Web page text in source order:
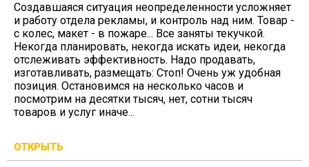
Создавшаяся ситуация неопределенности усложняет
и работу отдела рекламы, и контроль над ним. Товар -
с колес, макет - в пожаре... Все заняты текучкой.
Некогда планировать, некогда искать идеи, некогда
отслеживать эффективность. Надо продавать,
изготавливать, размещать: Стоп! Очень уж удобная
позиция. Остановимся на несколько часов и
посмотрим на десятки тысяч, нет, сотни тысяч
товаров и услуг иначе...
ОТКРЫТЬ